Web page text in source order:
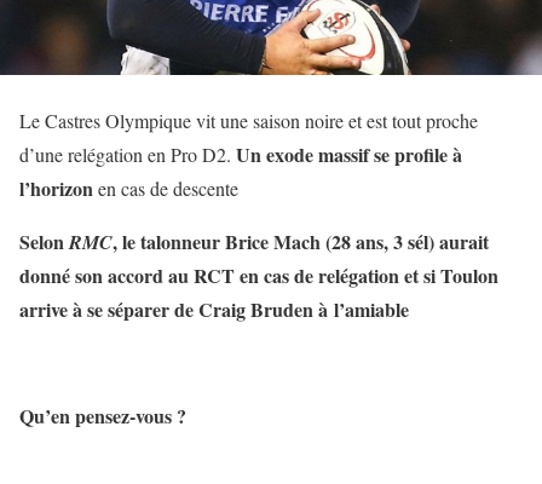
Le Castres Olympique vit une saison noire et est tout proche
d’une relégation en Pro D2. Un exode massif se profile à
l’horizonen cas de descente
SelonRMC, le talonneur Brice Mach (28 ans, 3 sél) aurait
donné son accord au RCT en cas de relégation et si Toulon
arrive à se séparer de Craig Bruden à l’amiable
Qu’en pensez-vous ?